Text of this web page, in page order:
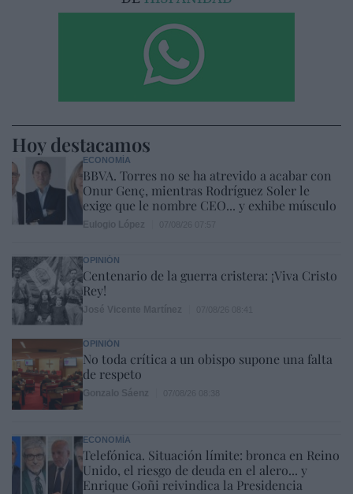
Hoy destacamos
ECONOMÍA
BBVA. Torres no se ha atrevido a acabar con
Onur Genç, mientras Rodríguez Soler le
exige que le nombre CEO... y exhibe músculo
OPINIÓN
Centenario de la guerra cristera: ¡Viva Cristo
Rey!
OPINIÓN
No toda crítica a un obispo supone una falta
de respeto
ECONOMÍA
Telefónica. Situación límite: bronca en Reino
Unido, el riesgo de deuda en el alero... y
Enrique Goñi reivindica la Presidencia